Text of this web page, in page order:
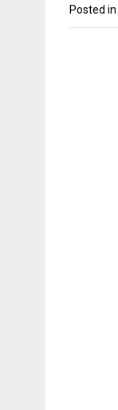
Posted in